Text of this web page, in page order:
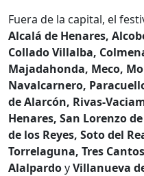
Fuera de la capital, el
Alcalá de Henares,
Collado Villalba,
Majadahonda, Meco,
Navalcarnero,
de Alarcón, Rivas-
Henares, San Lorenzo
de los Reyes, Soto del
Torrelaguna, Tres
AlalpardoyVillanueva